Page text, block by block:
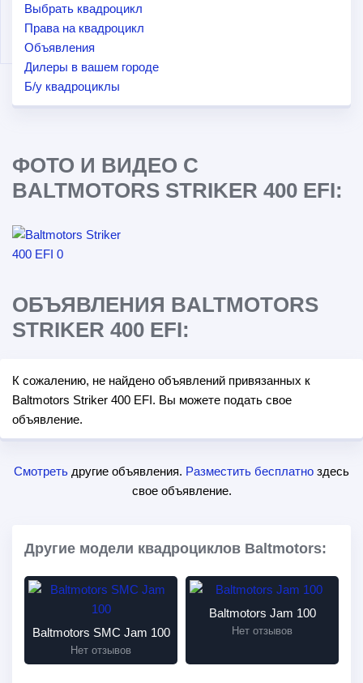
Выбрать квадроцикл
Права на квадроцикл
Объявления
Дилеры в вашем городе
Б/у квадроциклы
ФОТО И ВИДЕО С
BALTMOTORS STRIKER 400 EFI:
ОБЪЯВЛЕНИЯ BALTMOTORS
STRIKER 400 EFI:
К сожалению, не найдено объявлений привязанных к
Baltmotors Striker 400 EFI. Вы можете подать свое
объявление.
Смотреть другие объявления. Разместить бесплатно здесь
свое объявление.
Другие модели квадроциклов Baltmotors:
Baltmotors SMC Jam 100
Нет отзывов
Baltmotors Jam 100
Нет отзывов